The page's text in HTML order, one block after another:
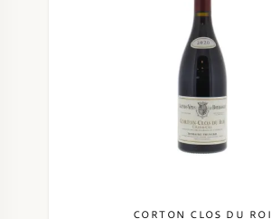
CORTON CLOS DU ROI